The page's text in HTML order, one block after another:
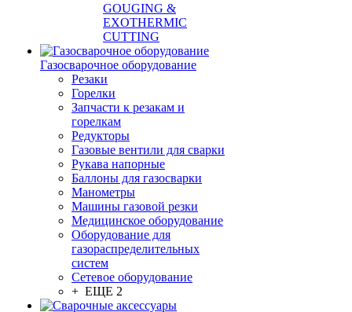
GOUGING &
EXOTHERMIC
CUTTING
Газосварочное оборудование
Резаки
Горелки
Запчасти к резакам и
горелкам
Редукторы
Газовые вентили для сварки
Рукава напорные
Баллоны для газосварки
Манометры
Машины газовой резки
Медицинское оборудование
Оборудование для
газораспределительных
систем
Сетевое оборудование
+ ЕЩЕ 2